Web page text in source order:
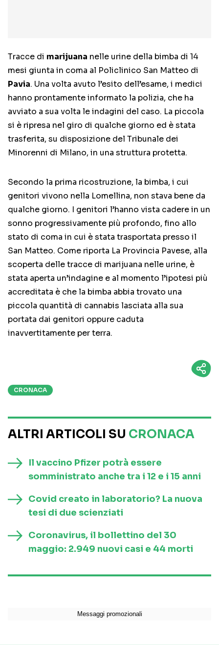
Tracce di marijuana nelle urine della bimba di 14
mesi giunta in coma al Policlinico San Matteo di
Pavia. Una volta avuto l’esito dell’esame, i medici
hanno prontamente informato la polizia, che ha
avviato a sua volta le indagini del caso. La piccola
si è ripresa nel giro di qualche giorno ed è stata
trasferita, su disposizione del Tribunale dei
Minorenni di Milano, in una struttura protetta.
Secondo la prima ricostruzione, la bimba, i cui
genitori vivono nella Lomellina, non stava bene da
qualche giorno. I genitori l’hanno vista cadere in un
sonno progressivamente più profondo, fino allo
stato di coma in cui è stata trasportata presso il
San Matteo. Come riporta La Provincia Pavese, alla
scoperta delle tracce di marijuana nelle urine, è
stata aperta un’indagine e al momento l’ipotesi più
accreditata è che la bimba abbia trovato una
piccola quantità di cannabis lasciata alla sua
portata dai genitori oppure caduta
inavvertitamente per terra.
CRONACA
ALTRI ARTICOLI SU CRONACA
Il vaccino Pfizer potrà essere
somministrato anche tra i 12 e i 15 anni
Covid creato in laboratorio? La nuova
tesi di due scienziati
Coronavirus, il bollettino del 30
maggio: 2.949 nuovi casi e 44 morti